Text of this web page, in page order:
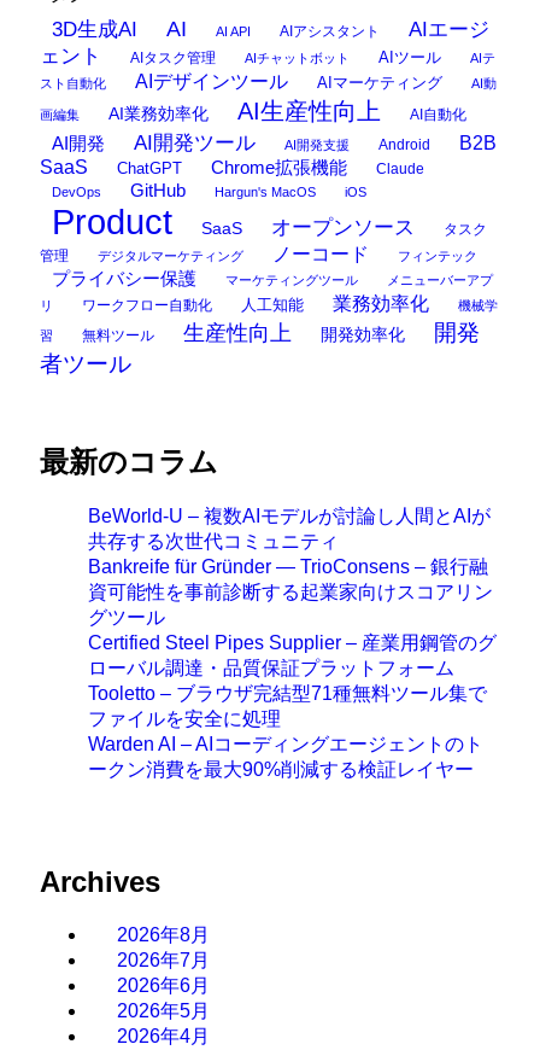
3D生成AI AI AI API AIアシスタント
AIエージ
ェント
AIタスク管理 AIチャットボット AIツール
AIテ
スト自動化
AIデザインツール AIマーケティング AI動
画編集 AI業務効率化 AI生産性向上 AI自動化
AI開発 AI開発ツール AI開発支援 Android
B2B
SaaS
ChatGPT Chrome拡張機能 Claude
DevOps GitHub Hargun's MacOS iOS
Product SaaS オープンソース
タスク
管理
デジタルマーケティング ノーコード フィンテック
プライバシー保護 マーケティングツール
メニューバーアプ
リ
ワークフロー自動化 人工知能 業務効率化 機械学
習 無料ツール 生産性向上 開発効率化
開発
者ツール
最新のコラム
BeWorld-U – 複数AIモデルが討論し人間とAIが
共存する次世代コミュニティ
Bankreife für Gründer — TrioConsens – 銀行融
資可能性を事前診断する起業家向けスコアリン
グツール
Certified Steel Pipes Supplier – 産業用鋼管のグ
ローバル調達・品質保証プラットフォーム
Tooletto – ブラウザ完結型71種無料ツール集で
ファイルを安全に処理
Warden AI – AIコーディングエージェントのト
ークン消費を最大90%削減する検証レイヤー
Archives
2026年8月
2026年7月
2026年6月
2026年5月
2026年4月